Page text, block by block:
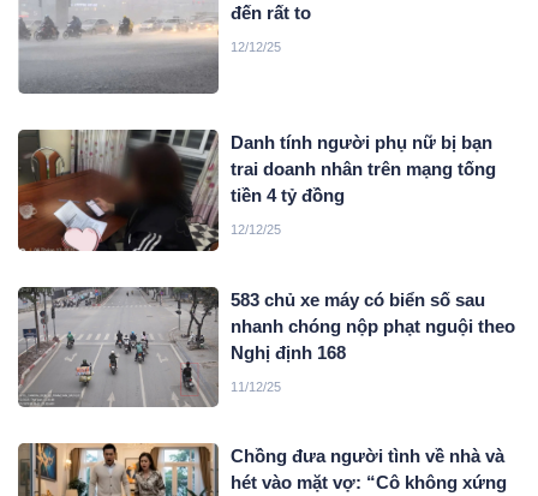
đến rất to
12/12/25
Danh tính người phụ nữ bị bạn
trai doanh nhân trên mạng tống
tiền 4 tỷ đồng
12/12/25
583 chủ xe máy có biển số sau
nhanh chóng nộp phạt nguội theo
Nghị định 168
11/12/25
Chồng đưa người tình về nhà và
hét vào mặt vợ: “Cô không xứng